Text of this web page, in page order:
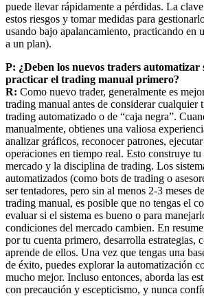
puede llevar rápidamente a pérdidas. La
estos riesgos y tomar medidas para
usando bajo apalancamiento, practicando en
a un plan).
P: ¿Deben los nuevos traders automatizar
practicar el trading manual primero?
R: Como nuevo trader, generalmente es
trading manual antes de considerar cualquier
trading automatizado o de “caja negra”.
manualmente, obtienes una valiosa
analizar gráficos, reconocer patrones,
operaciones en tiempo real. Esto construye
mercado y la disciplina de trading. Los
automatizados (como bots de trading o
ser tentadores, pero sin al menos 2-3 meses
trading manual, es posible que no tengas el
evaluar si el sistema es bueno o para
condiciones del mercado cambien. En
por tu cuenta primero, desarrolla estrategias,
aprende de ellos. Una vez que tengas una
de éxito, puedes explorar la automatización
mucho mejor. Incluso entonces, aborda las
con precaución y escepticismo, y nunca